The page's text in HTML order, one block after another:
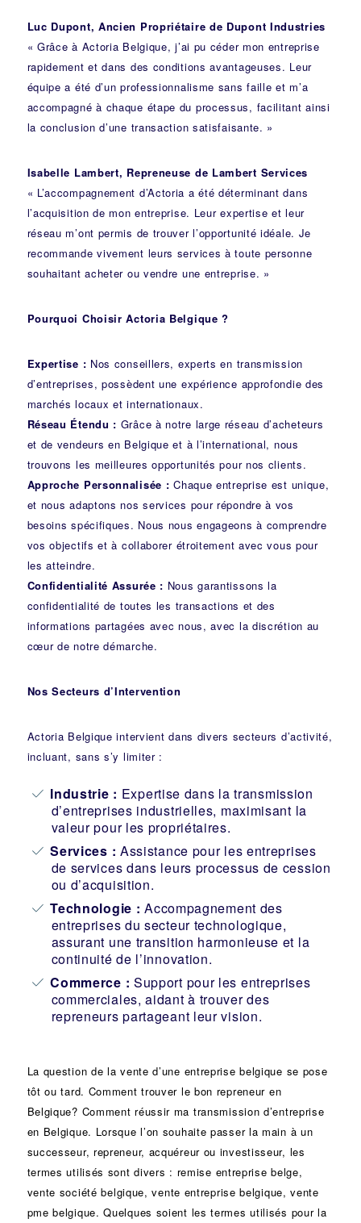
Luc Dupont, Ancien Propriétaire de Dupont Industries
« Grâce à Actoria Belgique, j’ai pu céder mon entreprise
rapidement et dans des conditions avantageuses. Leur
équipe a été d’un professionnalisme sans faille et m’a
accompagné à chaque étape du processus, facilitant ainsi
la conclusion d’une transaction satisfaisante. »
Isabelle Lambert, Repreneuse de Lambert Services
« L’accompagnement d’Actoria a été déterminant dans
l’acquisition de mon entreprise. Leur expertise et leur
réseau m’ont permis de trouver l’opportunité idéale. Je
recommande vivement leurs services à toute personne
souhaitant acheter ou vendre une entreprise. »
Pourquoi Choisir Actoria Belgique ?
Expertise : Nos conseillers, experts en transmission
d’entreprises, possèdent une expérience approfondie des
marchés locaux et internationaux.
Réseau Étendu : Grâce à notre large réseau d’acheteurs
et de vendeurs en Belgique et à l’international, nous
trouvons les meilleures opportunités pour nos clients.
Approche Personnalisée : Chaque entreprise est unique,
et nous adaptons nos services pour répondre à vos
besoins spécifiques. Nous nous engageons à comprendre
vos objectifs et à collaborer étroitement avec vous pour
les atteindre.
Confidentialité Assurée : Nous garantissons la
confidentialité de toutes les transactions et des
informations partagées avec nous, avec la discrétion au
cœur de notre démarche.
Nos Secteurs d’Intervention
Actoria Belgique intervient dans divers secteurs d’activité,
incluant, sans s’y limiter :
Industrie : Expertise dans la transmission
d’entreprises industrielles, maximisant la
valeur pour les propriétaires.
Services : Assistance pour les entreprises
de services dans leurs processus de cession
ou d’acquisition.
Technologie : Accompagnement des
entreprises du secteur technologique,
assurant une transition harmonieuse et la
continuité de l’innovation.
Commerce : Support pour les entreprises
commerciales, aidant à trouver des
repreneurs partageant leur vision.
La question de la vente d’une entreprise belgique se pose
tôt ou tard. Comment trouver le bon repreneur en
Belgique? Comment réussir ma transmission d’entreprise
en Belgique. Lorsque l’on souhaite passer la main à un
successeur, repreneur, acquéreur ou investisseur, les
termes utilisés sont divers : remise entreprise belge,
vente société belgique, vente entreprise belgique, vente
pme belgique. Quelques soient les termes utilisés pour la